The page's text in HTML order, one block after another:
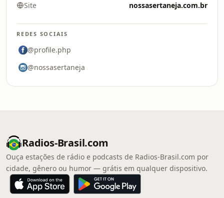
Site nossasertaneja.com.br
REDES SOCIAIS
@profile.php
@nossasertaneja
Radios-Brasil.com
Ouça estações de rádio e podcasts de Radios-Brasil.com por
cidade, gênero ou humor — grátis em qualquer dispositivo.